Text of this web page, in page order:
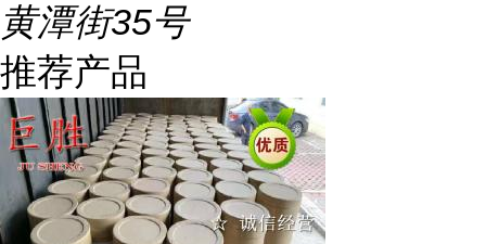
黄潭街35号
推荐产品